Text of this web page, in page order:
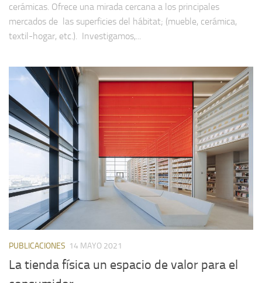
cerámicas. Ofrece una mirada cercana a los principales
mercados de las superficies del hábitat; (mueble, cerámica,
textil-hogar, etc.). Investigamos,...
PUBLICACIONES 14 MAYO 2021
La tienda física un espacio de valor para el